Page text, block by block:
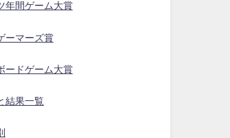
年間ゲーム大賞
ーマーズ賞
ードゲーム大賞
結果一覧